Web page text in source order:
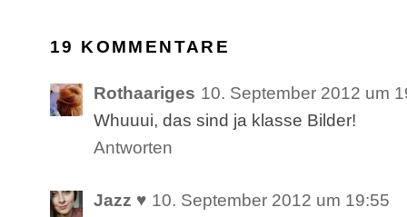
19 KOMMENTARE
Rothaariges 10. September 2012 um
Whuuui, das sind ja klasse Bilder!
Antworten
Jazz ♥ 10. September 2012 um 19:55